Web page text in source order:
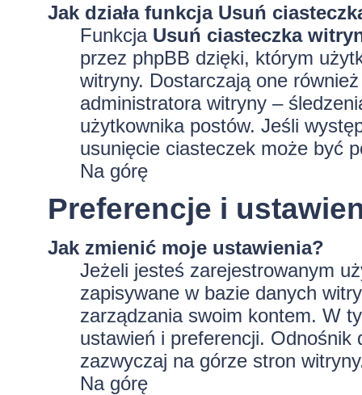
Jak działa funkcja Usuń
Funkcja Usuń ciasteczka
przez phpBB dzięki, którym
witryny. Dostarczają one
administratora witryny –
użytkownika postów. Jeśli
usunięcie ciasteczek może być
Na górę
Preferencje i
Jak zmienić moje ustawienia?
Jeżeli jesteś zarejestrowanym
zapisywane w bazie danych
zarządzania swoim kontem. W
ustawień i preferencji.
zazwyczaj na górze stron
Na górę